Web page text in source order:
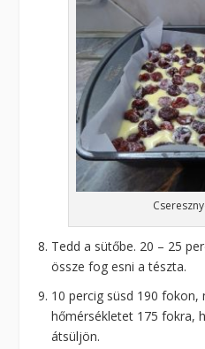
Tedd a sütőbe. 20 – 25
össze fog esni a tészta.
10 percig süsd 190 fokon,
hőmérsékletet 175 fokra,
átsüljön.